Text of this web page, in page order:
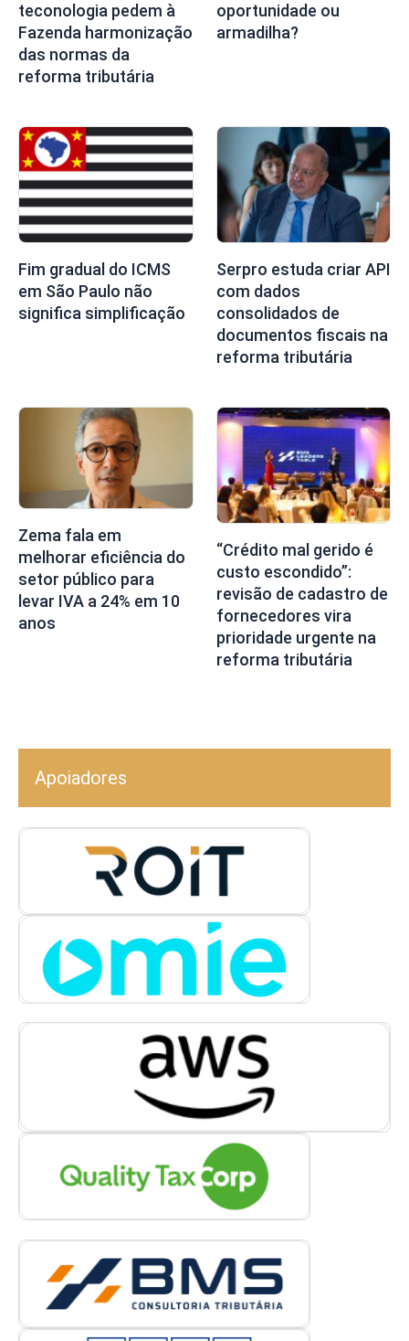
teconologia pedem à
Fazenda harmonização
das normas da
reforma tributária
oportunidade ou
armadilha?
Fim gradual do ICMS
em São Paulo não
significa simplificação
Serpro estuda criar API
com dados
consolidados de
documentos fiscais na
reforma tributária
Zema fala em
melhorar eficiência do
setor público para
levar IVA a 24% em 10
anos
“Crédito mal gerido é
custo escondido”:
revisão de cadastro de
fornecedores vira
prioridade urgente na
reforma tributária
Apoiadores